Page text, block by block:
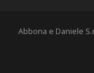
Abbona e Daniele